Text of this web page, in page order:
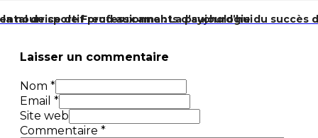
nourrice de Freud aux amants d’aujourd’hui
de sportif professionnel: La psychologie du succès
Laisser un commentaire
Nom *
Email *
Site web
Commentaire *